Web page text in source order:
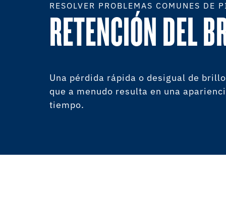
RESOLVER PROBLEMAS COMUNES DE
RETENCIÓN DEL
Una pérdida rápida o desigual de
que a menudo resulta en una
tiempo.